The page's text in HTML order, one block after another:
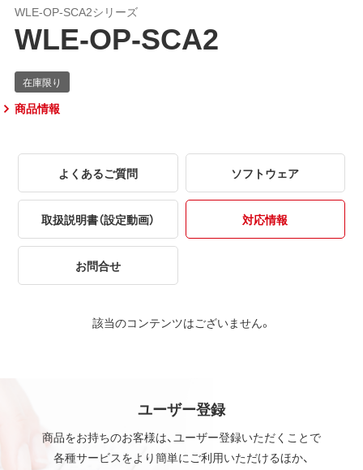
WLE-OP-SCA2シリーズ
WLE-OP-SCA2
商品情報
よくあるご質問 ソフトウェア
取扱説明書（設定動画） 対応情報
お問合せ
該当のコンテンツはございません。
ユーザー登録
商品をお持ちのお客様は、ユーザー登録いただくことで
各種サービスをより簡単にご利用いただけるほか、